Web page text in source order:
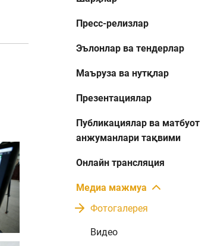
Пресс-релизлар
Эълонлар ва тендерлар
Маъруза ва нутқлар
Презентациялар
Публикациялар ва матбуот
анжуманлари тақвими
Онлайн трансляция
Медиа мажмуа
Фотогалерея
Видео